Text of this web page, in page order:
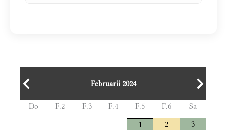
Februarii 2024
Do F.2 F.3 F.4 F.5 F.6
Sa
1
2
3